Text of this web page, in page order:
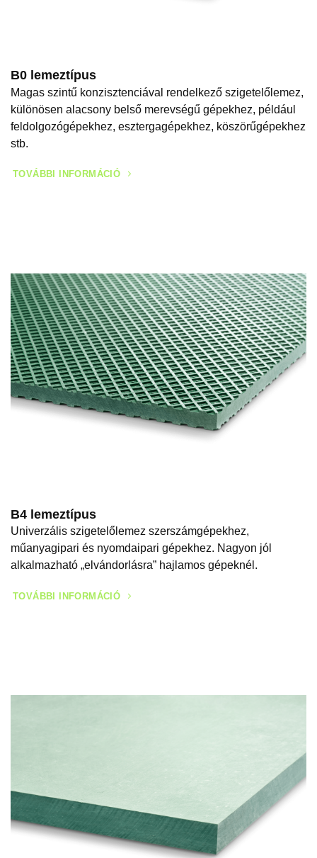
B0 lemeztípus
Magas szintű konzisztenciával rendelkező szigetelőlemez,
különösen alacsony belső merevségű gépekhez, például
feldolgozógépekhez, esztergagépekhez, köszörűgépekhez
stb.
TOVÁBBI INFORMÁCIÓ
B4 lemeztípus
Univerzális szigetelőlemez szerszámgépekhez,
műanyagipari és nyomdaipari gépekhez. Nagyon jól
alkalmazható „elvándorlásra” hajlamos gépeknél.
TOVÁBBI INFORMÁCIÓ